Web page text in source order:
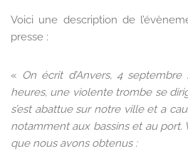
Voici une description de
presse :
« On écrit d’Anvers, 4
heures, une violente trombe se
s’est abattue sur notre ville et a
notamment aux bassins et au port.
que nous avons obtenus :